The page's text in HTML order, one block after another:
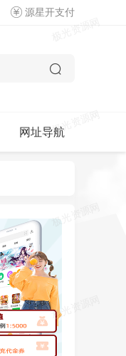
源星开支付
网址导航